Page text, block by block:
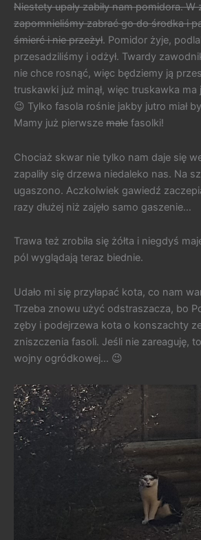
Niestety upały zabiły nam pomidora. W
zapomnieliśmy zabrać go do środka i
śmierć i nie przeżył. Pomidor żyje,
przesadziliśmy i odżył. Twardy
nie chce rosnąć, więc będziemy ją
truskawki już minął, więc truskawka
😉 Tylko fasola rośnie jakby jutro miał
Mamy już pierwsze małe fasolki!
Chociaż skwar nie tylko nam daje się
zapaliły się drzewa niedaleko nas. Na
ugaszono. Aczkolwiek gawiedź
razy dłużej niż zajęło samo gaszenie…
Trawa też zrobiła się żółta i niegdyś
pól wyglądają teraz biednie.
Udało mi się przyłapać kota, co nam
Trzeba znowu użyć odstraszacza, bo
zęby i podejrzewa kota o konszachty
zniszczenia fasoli. Jeśli nie zareaguję,
wojny ogródkowej… 😉